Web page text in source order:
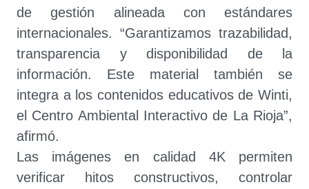
de gestión alineada con estándares
internacionales. “Garantizamos trazabilidad,
transparencia y disponibilidad de la
información. Este material también se
integra a los contenidos educativos de Winti,
el Centro Ambiental Interactivo de La Rioja”,
afirmó.
Las imágenes en calidad 4K permiten
verificar hitos constructivos, controlar